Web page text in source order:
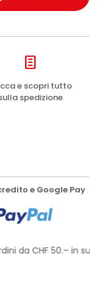
e scopri tutto
spedizione
e Google Pay
da CHF 50.– in su!